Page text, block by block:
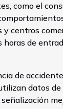
como el
y centros
de
de
datos
señalización